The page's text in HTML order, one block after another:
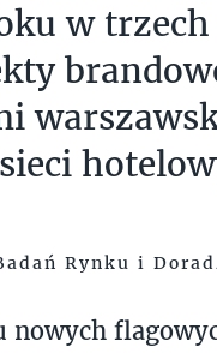
w
Rynku i
nowych